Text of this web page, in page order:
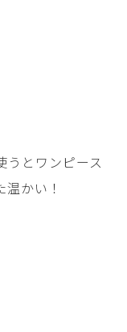
うとワンピース
かい！